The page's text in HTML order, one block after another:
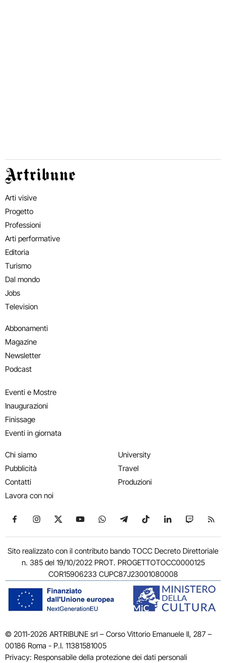
Artribune
Arti visive
Progetto
Professioni
Arti performative
Editoria
Turismo
Dal mondo
Jobs
Television
Abbonamenti
Magazine
Newsletter
Podcast
Eventi e Mostre
Inaugurazioni
Finissage
Eventi in giornata
Chi siamo
Pubblicità
Contatti
Lavora con noi
University
Travel
Produzioni
Seguici su Facebook
Seguici su Instagram
Seguici su X
Seguici su YouTube
Seguici su WhatsApp
Seguici su Telegram
Seguici su TikTok
Seguici su
Seguici
Sito realizzato con il contributo bando TOCC Decreto Direttoriale
n. 385 del 19/10/2022 PROT. PROGETTOTOCC0000125
COR15906233 CUPC87J23001080008
© 2011-2026 ARTRIBUNE srl – Corso Vittorio Emanuele II, 287 –
00186 Roma - P.I. 11381581005
Privacy: Responsabile della protezione dei dati personali